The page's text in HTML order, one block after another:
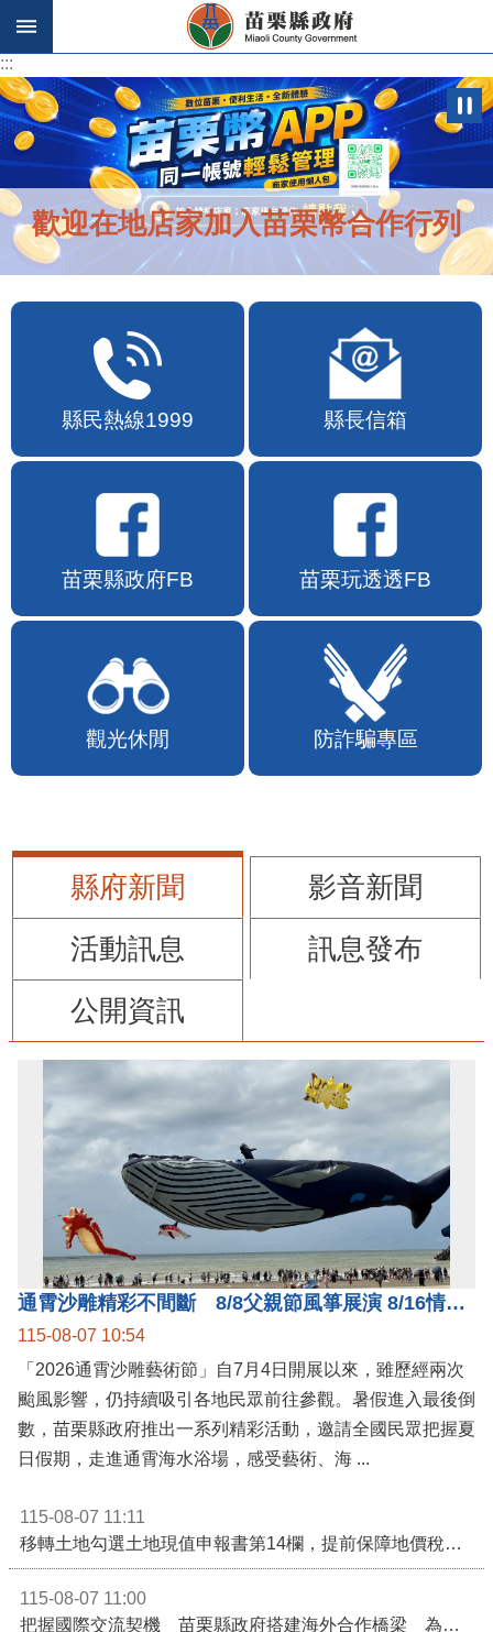
跳到主要內容區塊
:::
:::
歡迎在地店家加入苗栗幣合作行列
縣民熱線1999 縣長信箱
苗栗縣政府FB 苗栗玩透透FB
觀光休閒 防詐騙專區
縣府新聞
影音新聞
活動訊息
訊息發布
公開資訊
通霄沙雕精彩不間斷 8/8父親節風箏展演 8/16情人節66對浪漫挑戰送好禮
115-08-07 10:54
「2026通霄沙雕藝術節」自7月4日開展以來，雖歷經兩次
颱風影響，仍持續吸引各地民眾前往參觀。暑假進入最後倒
數，苗栗縣政府推出一系列精彩活動，邀請全國民眾把握夏
115-08-07 11:11
115-08-07 11:00